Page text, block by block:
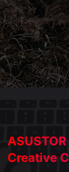
Creative